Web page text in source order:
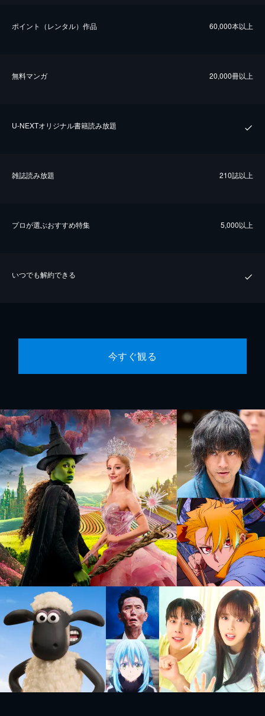
ポイント（レンタル）作品 60,000本以上
無料マンガ 20,000冊以上
U-NEXTオリジナル書籍読み放題
雑誌読み放題 210誌以上
プロが選ぶおすすめ特集 5,000以上
いつでも解約できる
今すぐ観る